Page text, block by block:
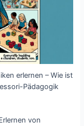
erlernen – Wie ist
Pädagogik
von